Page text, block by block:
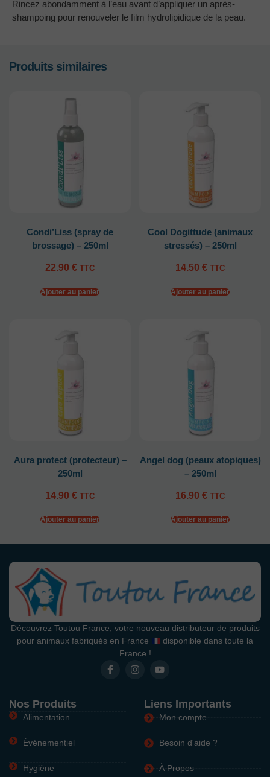
Rincez abondamment à l’eau avant d’appliquer un après-
shampoing pour renouveler le film hydrolipidique de la peau.
Produits similaires
Condi’Liss (spray de
brossage) – 250ml
22.90 € TTC
Ajouter au panier
Cool Dogittude (animaux
stressés) – 250ml
14.50 € TTC
Ajouter au panier
Aura protect (protecteur) –
250ml
14.90 € TTC
Ajouter au panier
Angel dog (peaux atopiques)
– 250ml
16.90 € TTC
Ajouter au panier
Découvrez Toutou France, votre nouveau distributeur de produits
pour animaux fabriqués en France
disponible dans toute la
France !
Nos Produits
Alimentation
Événementiel
Hygiène
Liens Importants
Mon compte
Besoin d'aide ?
À Propos